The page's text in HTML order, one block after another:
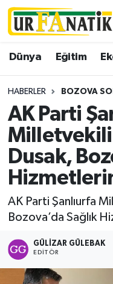
Dünya Eğitim
HABERLER BOZOVA
AK Parti
Dusak,
AK Parti Şanlıurfa
Bozova’da Sağlık
GÜLIZAR GÜLEBAK
EDITÖR
Trafik Durumu
Süper Lig Puan
Tüm Manşetler
Son Dakika
Haber Arşivi